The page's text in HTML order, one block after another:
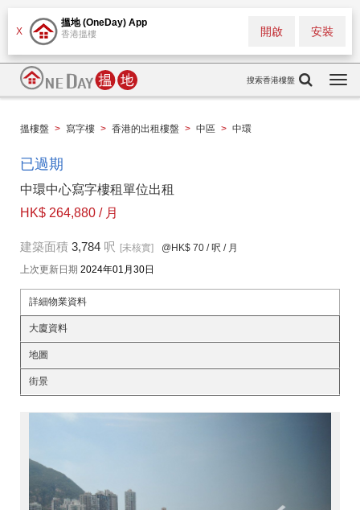
X
搵地 (OneDay) App
香港搵樓 安裝
開啟
搜索香港樓盤
搵樓盤 > 寫字樓 > 香港的出租樓盤 > 中區 > 中環
已過期
中環中心寫字樓租單位出租
HK$ 264,880 / 月
建築面積 3,784 呎 [未核實] @HK$ 70 / 呎 / 月
上次更新日期 2024年01月30日
詳細物業資料
大廈資料
地圖
街景